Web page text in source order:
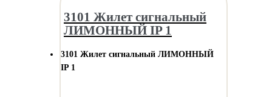
3101 Жилет сигнальный
ЛИМОННЫЙ IP 1
3101 Жилет сигнальный ЛИМОННЫЙ
IP 1